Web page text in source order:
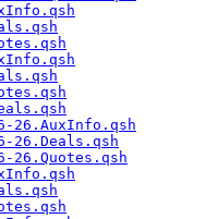
26.AuxInfo.qsh
26.Deals.qsh
26.Quotes.qsh